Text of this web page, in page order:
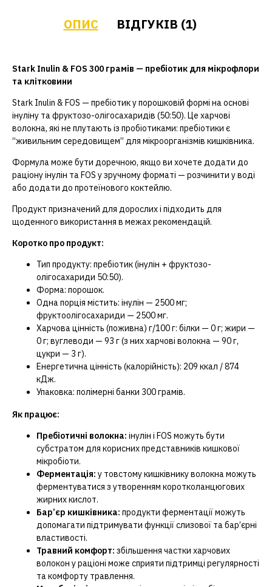
ОПИС ВІДГУКІВ (1)
Stark Inulin & FOS 300 грамів — пребіотик для мікрофлори
та клітковини
Stark Inulin & FOS — пребіотик у порошковій формі на основі
інуліну та фруктозо-олігосахаридів (50:50). Це харчові
волокна, які не плутають із пробіотиками: пребіотики є
“живильним середовищем” для мікроорганізмів кишківника.
Формула може бути доречною, якщо ви хочете додати до
раціону інулін та FOS у зручному форматі — розчинити у воді
або додати до протеїнового коктейлю.
Продукт призначений для дорослих і підходить для
щоденного використання в межах рекомендацій.
Коротко про продукт:
Тип продукту: пребіотик (інулін + фруктозо-
олігосахариди 50:50).
Форма: порошок.
Одна порція містить: інулін — 2500 мг;
фруктоолігосахариди — 2500 мг.
Харчова цінність (поживна) г/100 г: білки — 0 г; жири —
0 г; вуглеводи — 93 г (з них харчові волокна — 90 г,
цукри — 3 г).
Енергетична цінність (калорійність): 209 ккал / 874
кДж.
Упаковка: полімерні банки 300 грамів.
Як працює:
Пребіотичні волокна: інулін і FOS можуть бути
субстратом для корисних представників кишкової
мікробіоти.
Ферментація: у товстому кишківнику волокна можуть
ферментуватися з утворенням коротколанцюгових
жирних кислот.
Бар’єр кишківника: продукти ферментації можуть
допомагати підтримувати функції слизової та бар’єрні
властивості.
Травний комфорт: збільшення частки харчових
волокон у раціоні може сприяти підтримці регулярності
та комфорту травлення.